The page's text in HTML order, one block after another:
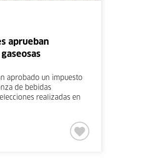
aprueban
aprobado un impuesto
de bebidas
realizadas en